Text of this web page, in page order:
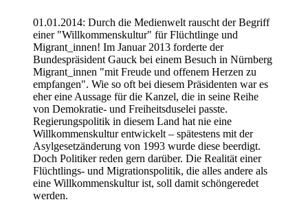
01.01.2014: Durch die Medienwelt rauscht der Begriff
einer "Willkommenskultur" für Flüchtlinge und
Migrant_innen! Im Januar 2013 forderte der
Bundespräsident Gauck bei einem Besuch in Nürnberg
Migrant_innen "mit Freude und offenem Herzen zu
empfangen". Wie so oft bei diesem Präsidenten war es
eher eine Aussage für die Kanzel, die in seine Reihe
von Demokratie- und Freiheitsduselei passte.
Regierungspolitik in diesem Land hat nie eine
Willkommenskultur entwickelt – spätestens mit der
Asylgesetzänderung von 1993 wurde diese beerdigt.
Doch Politiker reden gern darüber. Die Realität einer
Flüchtlings- und Migrationspolitik, die alles andere als
eine Willkommenskultur ist, soll damit schöngeredet
werden.